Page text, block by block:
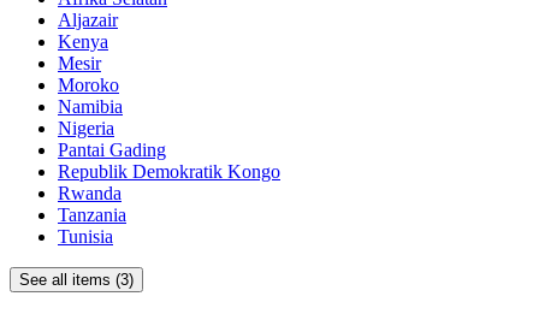
Aljazair
Kenya
Mesir
Moroko
Namibia
Nigeria
Pantai Gading
Republik Demokratik Kongo
Rwanda
Tanzania
Tunisia
See all items (3)